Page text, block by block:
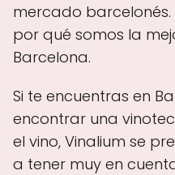
mercado
por qué somos la
Barcelona.
Si te encuentras en
encontrar una
el vino, Vinalium se
a tener muy en